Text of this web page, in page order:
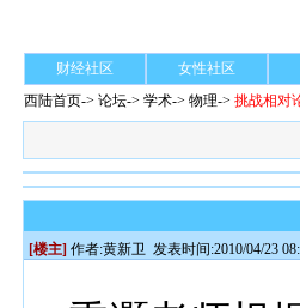
财经社区 女性社区
西陆首页->论坛->学术-> 物理->挑战相对
[楼主] 作者:黄新卫 发表时间:2010/04/23